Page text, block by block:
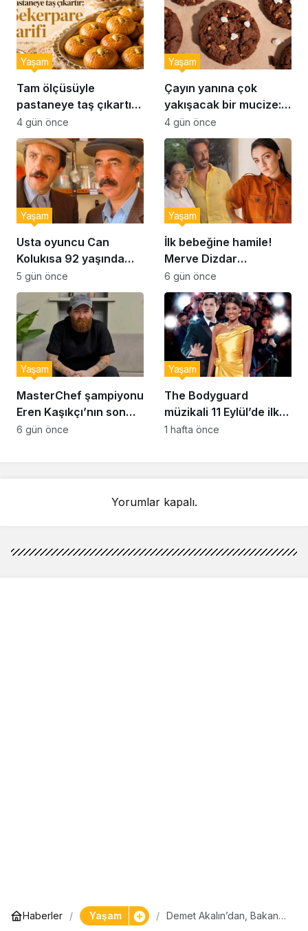
Tam ölçüsüyle
pastaneye taş çıkartır:
Şekerpare tarifi
Yaşam
4 gün önce
Çayın yanına çok
yakışacak bir mucize:
Brownie tadında ıslak
kurabiye tarifi…
Yaşam
4 gün önce
Usta oyuncu Can
Kolukısa 92 yaşında
hayatını kaybetti
Yaşam
5 gün önce
İlk bebeğine hamile!
Merve Dizdar
sessizliğini bozdu: ‘İsim
bulmak çok zor’
Yaşam
6 gün önce
MasterChef şampiyonu
Eren Kaşıkçı’nın son
anlarındaki kahreden
Yaşam
6 gün önce
The Bodyguard
müzikali 11 Eylül’de ilk
kez Türkiye’de
Yaşam
1 hafta önce
Yorumlar kapalı.
Haberler Yaşam
Demet Akalın’dan, Bakan